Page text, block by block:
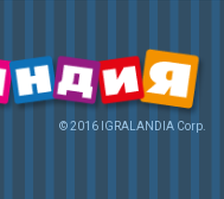
© 2016 IGRALANDIA Corp.